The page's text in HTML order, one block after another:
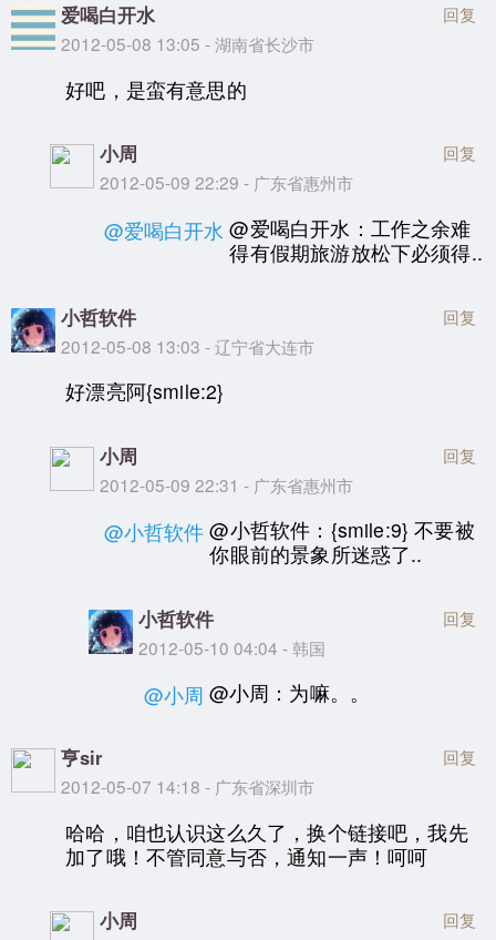
爱喝白开水
2012-05-08 13:05 - 湖南省长沙市
回复
好吧，是蛮有意思的
小周
2012-05-09 22:29 - 广东省惠州市
回复
@爱喝白开水 @爱喝白开水：工作之余难
得有假期旅游放松下必须得..
小哲软件
2012-05-08 13:03 - 辽宁省大连市
回复
好漂亮阿{smile:2}
小周
2012-05-09 22:31 - 广东省惠州市
回复
@小哲软件 @小哲软件：{smile:9} 不要被
你眼前的景象所迷惑了..
小哲软件
2012-05-10 04:04 - 韩国
回复
@小周 @小周：为嘛。。
亨sir
2012-05-07 14:18 - 广东省深圳市
回复
哈哈，咱也认识这么久了，换个链接吧，我先
加了哦！不管同意与否，通知一声！呵呵
小周 回复